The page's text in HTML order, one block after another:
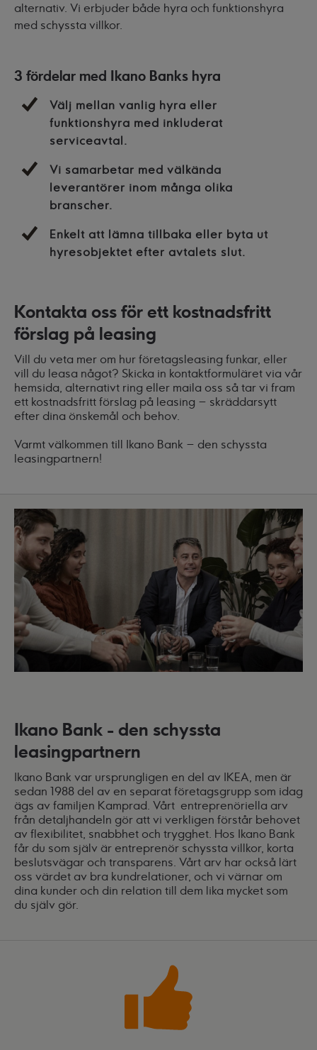
alternativ. Vi erbjuder både hyra och funktionshyra
med schyssta villkor.
3 fördelar med Ikano Banks hyra
Välj mellan vanlig hyra eller
funktionshyra med inkluderat
serviceavtal.
Vi samarbetar med välkända
leverantörer inom många olika
branscher.
Enkelt att lämna tillbaka eller byta ut
hyresobjektet efter avtalets slut.
Kontakta oss för ett kostnadsfritt
förslag på leasing
Vill du veta mer om hur företagsleasing funkar, eller
vill du leasa något? Skicka in kontaktformuläret via vår
hemsida, alternativt ring eller maila oss så tar vi fram
ett kostnadsfritt förslag på leasing – skräddarsytt
efter dina önskemål och behov.
Varmt välkommen till Ikano Bank – den schyssta
leasingpartnern!
Ikano Bank - den schyssta
leasingpartnern
Ikano Bank var ursprungligen en del av IKEA, men är
sedan 1988 del av en separat företagsgrupp som idag
ägs av familjen Kamprad. Vårt entreprenöriella arv
från detaljhandeln gör att vi verkligen förstår behovet
av flexibilitet, snabbhet och trygghet. Hos Ikano Bank
får du som själv är entreprenör schyssta villkor, korta
beslutsvägar och transparens. Vårt arv har också lärt
oss värdet av bra kundrelationer, och vi värnar om
dina kunder och din relation till dem lika mycket som
du själv gör.